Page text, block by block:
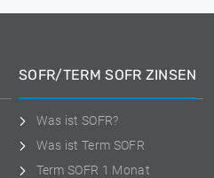
SOFR/TERM SOFR ZINSEN
Was ist SOFR?
Was ist Term SOFR
Term SOFR 1 Monat